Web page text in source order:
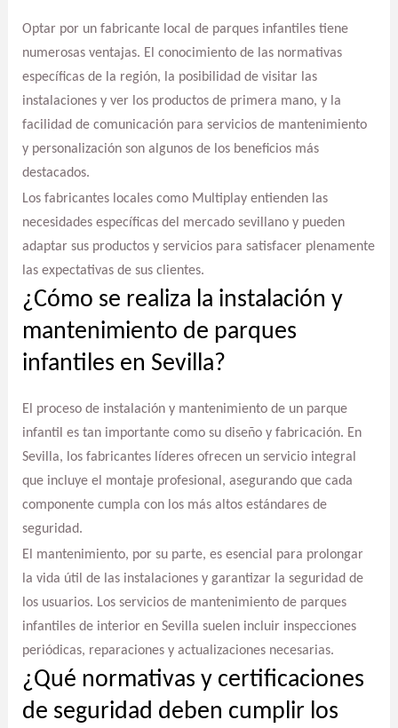
Optar por un fabricante local de parques infantiles tiene
numerosas ventajas. El conocimiento de las normativas
específicas de la región, la posibilidad de visitar las
instalaciones y ver los productos de primera mano, y la
facilidad de comunicación para servicios de mantenimiento
y personalización son algunos de los beneficios más
destacados.
Los fabricantes locales como Multiplay entienden las
necesidades específicas del mercado sevillano y pueden
adaptar sus productos y servicios para satisfacer plenamente
las expectativas de sus clientes.
¿Cómo se realiza la instalación y
mantenimiento de parques
infantiles en Sevilla?
El proceso de instalación y mantenimiento de un parque
infantil es tan importante como su diseño y fabricación. En
Sevilla, los fabricantes líderes ofrecen un servicio integral
que incluye el montaje profesional, asegurando que cada
componente cumpla con los más altos estándares de
seguridad.
El mantenimiento, por su parte, es esencial para prolongar
la vida útil de las instalaciones y garantizar la seguridad de
los usuarios. Los servicios de mantenimiento de parques
infantiles de interior en Sevilla suelen incluir inspecciones
periódicas, reparaciones y actualizaciones necesarias.
¿Qué normativas y certificaciones
de seguridad deben cumplir los